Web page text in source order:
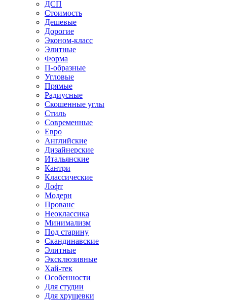
ДСП
Стоимость
Дешевые
Дорогие
Эконом-класс
Элитные
Форма
П-образные
Угловые
Прямые
Радиусные
Скошенные углы
Стиль
Современные
Евро
Английские
Дизайнерские
Итальянские
Кантри
Классические
Лофт
Модерн
Прованс
Неоклассика
Минимализм
Под старину
Скандинавские
Элитные
Эксклюзивные
Хай-тек
Особенности
Для студии
Для хрущевки